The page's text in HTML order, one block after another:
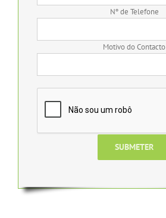
Nº de Telefone
Motivo do Contacto